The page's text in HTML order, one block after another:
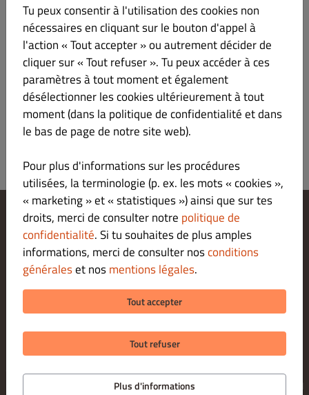
Se souvenir de moi
Mot de passe oublié ?
Se Connecter
S’inscrire
Modifier les paramètres relatifs aux cookies
Contactez-nous
Politique De Confidentialité
Conditions Générales
Legal notice
MODES DE PAIEMENT POUR LE RETRAIT SUR PLACE
© 2026 LA FABBRICA PIZZERIA
Application de commande pour restaurants proposée par
Tu peux consentir à l'utilisation des cookies non
nécessaires en cliquant sur le bouton d'appel à
l'action « Tout accepter » ou autrement décider de
cliquer sur « Tout refuser ». Tu peux accéder à ces
paramètres à tout moment et également
désélectionner les cookies ultérieurement à tout
moment (dans la politique de confidentialité et dans
le bas de page de notre site web).
Pour plus d'informations sur les procédures
utilisées, la terminologie (p. ex. les mots « cookies »,
« marketing » et « statistiques ») ainsi que sur tes
droits, merci de consulter notre politique de
confidentialité. Si tu souhaites de plus amples
informations, merci de consulter nosconditions
généraleset nosmentions légales.
Tout accepter
Tout refuser
Plus d'informations